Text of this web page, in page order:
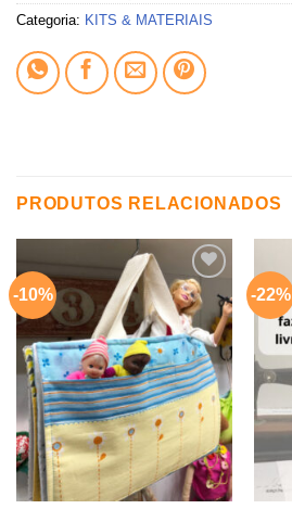
Categoria: KITS & MATERIAIS
PRODUTOS RELACIONADOS
-10%
Adicionar
aos
meus
desejos
-22%